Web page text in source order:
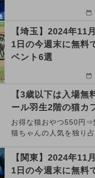
【埼玉】2024年11
1日の今週末に無料
ベント6選
【3歳以下は入場無
ール羽生2階の猫カ
お得な猫おやつ550円⇒
猫ちゃんの人気を独り
【関東】2024年11
1日の今週末に無料